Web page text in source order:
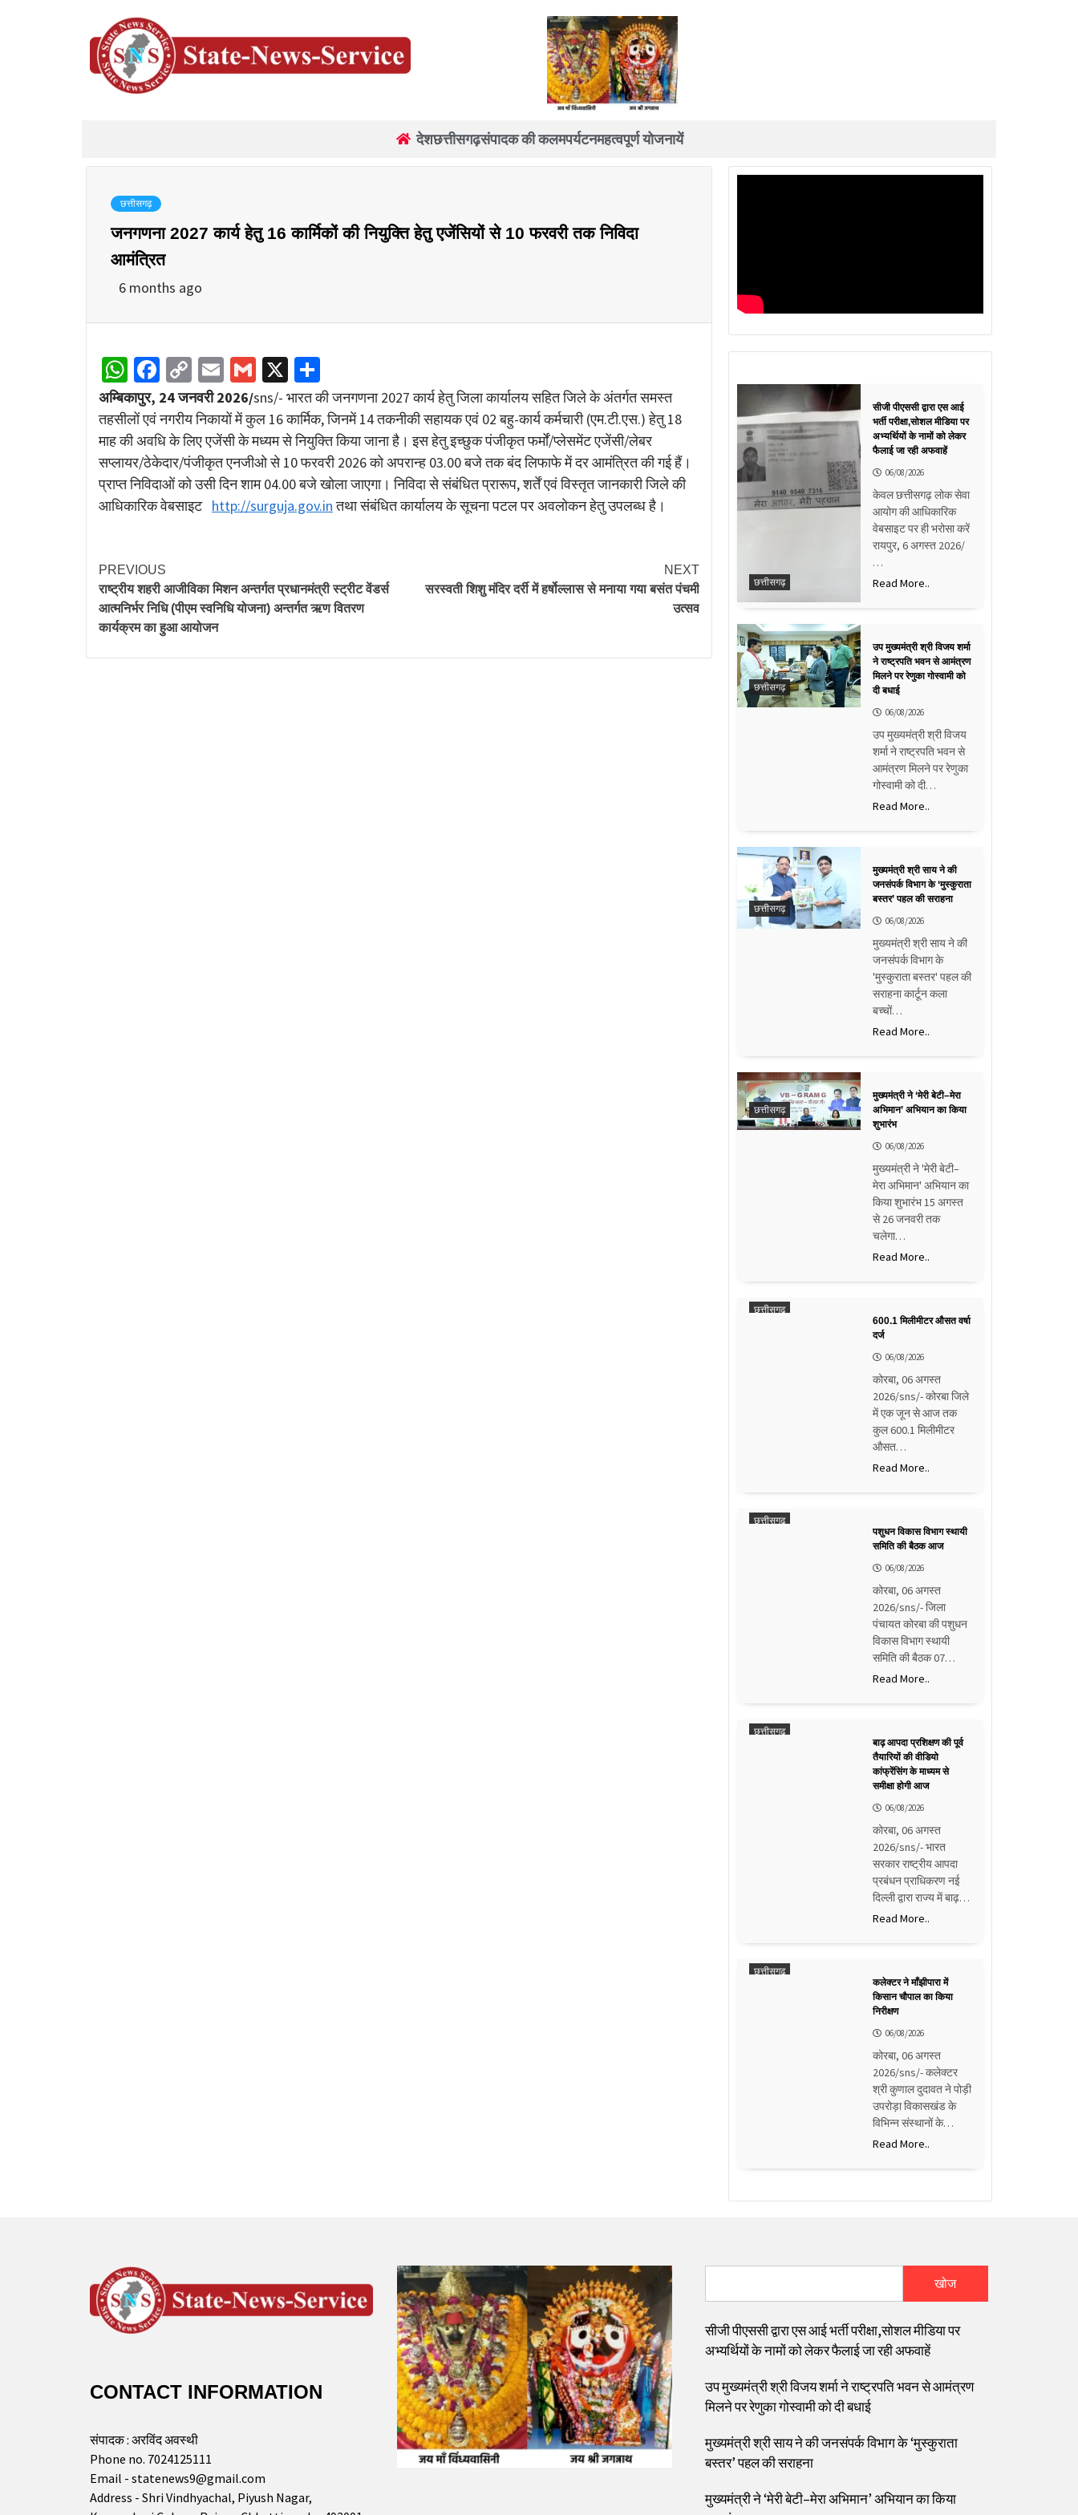
देशछत्तीसगढ़संपादक की कलमपर्यटनमहत्वपूर्ण योजनायें
छत्तीसगढ़
जनगणना 2027 कार्य हेतु 16 कार्मिकों की नियुक्ति हेतु एजेंसियों से 10 फरवरी तक निविदा
आमंत्रित
6 months ago
WhatsApp
Facebook
Copy
Link
EmailGmail
X
अम्बिकापुर, 24 जनवरी 2026/sns/- भारत की जनगणना 2027 कार्य हेतु जिला कार्यालय सहित जिले के अंतर्गत समस्त
तहसीलों एवं नगरीय निकायों में कुल 16 कार्मिक, जिनमें 14 तकनीकी सहायक एवं 02 बहु-कार्य कर्मचारी (एम.टी.एस.) हेतु 18
माह की अवधि के लिए एजेंसी के मध्यम से नियुक्ति किया जाना है। इस हेतु इच्छुक पंजीकृत फर्मों/प्लेसमेंट एजेंसी/लेबर
सप्लायर/ठेकेदार/पंजीकृत एनजीओ से 10 फरवरी 2026 को अपरान्ह 03.00 बजे तक बंद लिफाफे में दर आमंत्रित की गई हैं।
प्राप्त निविदाओं को उसी दिन शाम 04.00 बजे खोला जाएगा। निविदा से संबंधित प्रारूप, शर्तें एवं विस्तृत जानकारी जिले की
आधिकारिक वेबसाइट http://surguja.gov.inतथा संबंधित कार्यालय के सूचना पटल पर अवलोकन हेतु उपलब्ध है।
PREVIOUS
राष्ट्रीय शहरी आजीविका मिशन अन्तर्गत प्रधानमंत्री स्ट्रीट वेंडर्स
आत्मनिर्भर निधि (पीएम स्वनिधि योजना) अन्तर्गत ऋण वितरण
कार्यक्रम का हुआ आयोजन
NEXT
सरस्वती शिशु मंदिर दर्री में हर्षोल्लास से मनाया गया बसंत पंचमी
उत्सव
छत्तीसगढ़
सीजी पीएससी द्वारा एस आई
भर्ती परीक्षा,सोशल मीडिया पर
अभ्यर्थियों के नामों को लेकर
फैलाई जा रही अफवाहें
06/08/2026
केवल छत्तीसगढ़ लोक सेवा
आयोग की आधिकारिक
वेबसाइट पर ही भरोसा करें
रायपुर, 6 अगस्त 2026/
…
Read More..
छत्तीसगढ़
उप मुख्यमंत्री श्री विजय शर्मा
ने राष्ट्रपति भवन से आमंत्रण
मिलने पर रेणुका गोस्वामी को
दी बधाई
06/08/2026
उप मुख्यमंत्री श्री विजय
शर्मा ने राष्ट्रपति भवन से
आमंत्रण मिलने पर रेणुका
गोस्वामी को दी…
Read More..
छत्तीसगढ़
मुख्यमंत्री श्री साय ने की
जनसंपर्क विभाग के ‘मुस्कुराता
बस्तर’ पहल की सराहना
06/08/2026
मुख्यमंत्री श्री साय ने की
जनसंपर्क विभाग के
'मुस्कुराता बस्तर' पहल की
सराहना कार्टून कला
बच्चों…
Read More..
छत्तीसगढ़
मुख्यमंत्री ने ‘मेरी बेटी–मेरा
अभिमान’ अभियान का किया
शुभारंभ
06/08/2026
मुख्यमंत्री ने 'मेरी बेटी–
मेरा अभिमान' अभियान का
किया शुभारंभ 15 अगस्त
से 26 जनवरी तक
चलेगा…
Read More..
छत्तीसगढ़
600.1 मिलीमीटर औसत वर्षा
दर्ज
06/08/2026
कोरबा, 06 अगस्त
2026/sns/- कोरबा जिले
में एक जून से आज तक
कुल 600.1 मिलीमीटर
औसत…
Read More..
छत्तीसगढ़
पशुधन विकास विभाग स्थायी
समिति की बैठक आज
06/08/2026
कोरबा, 06 अगस्त
2026/sns/- जिला
पंचायत कोरबा की पशुधन
विकास विभाग स्थायी
समिति की बैठक 07…
Read More..
छत्तीसगढ़
बाढ़ आपदा प्रशिक्षण की पूर्व
तैयारियों की वीडियो
कांफ्रेंसिंग के माध्यम से
समीक्षा होगी आज
06/08/2026
कोरबा, 06 अगस्त
2026/sns/- भारत
सरकार राष्ट्रीय आपदा
प्रबंधन प्राधिकरण नई
दिल्ली द्वारा राज्य में बाढ़…
Read More..
छत्तीसगढ़
कलेक्टर ने माँझीपारा में
किसान चौपाल का किया
निरीक्षण
06/08/2026
कोरबा, 06 अगस्त
2026/sns/- कलेक्टर
श्री कुणाल दुदावत ने पोड़ी
उपरोड़ा विकासखंड के
विभिन्न संस्थानों के…
Read More..
CONTACT INFORMATION
संपादक : अरविंद अवस्थी
Phone no. 7024125111
Email - statenews9@gmail.com
Address - Shri Vindhyachal, Piyush Nagar,
खोज
सीजी पीएससी द्वारा एस आई भर्ती परीक्षा,सोशल मीडिया पर
अभ्यर्थियों के नामों को लेकर फैलाई जा रही अफवाहें
उप मुख्यमंत्री श्री विजय शर्मा ने राष्ट्रपति भवन से आमंत्रण
मिलने पर रेणुका गोस्वामी को दी बधाई
मुख्यमंत्री श्री साय ने की जनसंपर्क विभाग के ‘मुस्कुराता
बस्तर’ पहल की सराहना
मुख्यमंत्री ने ‘मेरी बेटी–मेरा अभिमान’ अभियान का किया